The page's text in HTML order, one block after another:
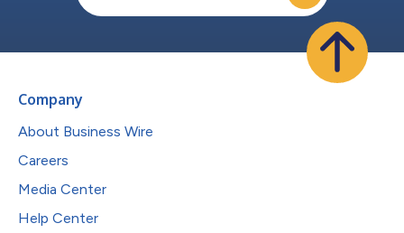
Company
About Business Wire
Careers
Media Center
Help Center